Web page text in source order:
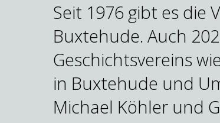
Seit 1976 gibt es die
Buxtehude. Auch
Geschichtsvereins
in Buxtehude und
Michael Köhler und